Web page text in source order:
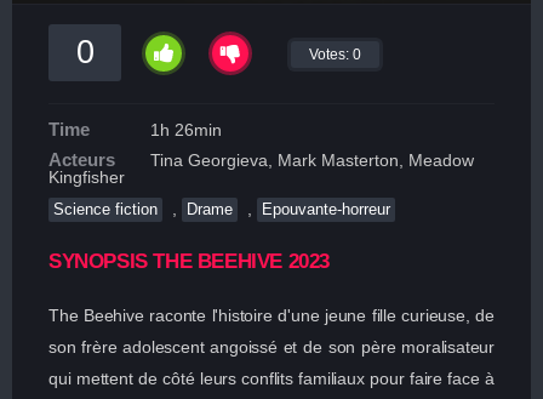
0 Votes: 0
Time 1h 26min
Acteurs
Tina Georgieva, Mark Masterton, Meadow
Kingfisher
Science fiction Drame Epouvante-horreur
SYNOPSIS THE BEEHIVE 2023
The Beehive raconte l'histoire d'une jeune fille curieuse, de
son frère adolescent angoissé et de son père moralisateur
qui mettent de côté leurs conflits familiaux pour faire face à